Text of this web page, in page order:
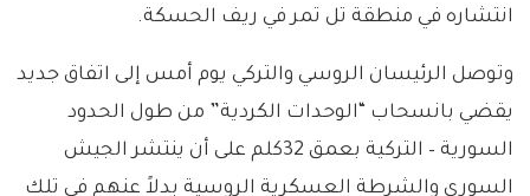
انتشاره في منطقة تل تمر في ريف الحسكة.
وتوصل الرئيسان الروسي والتركي يوم أمس إلى اتفاق جديد
يقضي بانسحاب “الوحدات الكردية” من طول الحدود
السورية – التركية بعمق 32كلم على أن ينتشر الجيش
السوري والشرطة العسكرية الروسية بدلاً عنهم في تلك